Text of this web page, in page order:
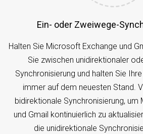
Ein- oder Zweiwege-
Halten Sie Microsoft Exchange und
Sie zwischen unidirektionaler
Synchronisierung und halten Sie
immer auf dem neuesten Stand.
bidirektionale Synchronisierung,
und Gmail kontinuierlich zu
die unidirektionale